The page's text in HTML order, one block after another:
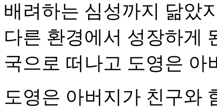
배려하는 심성까지 닮았
다른 환경에서 성장하게
국으로 떠나고 도영은 아
도영은 아버지가 친구와